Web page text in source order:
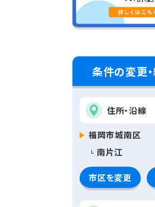
条件の変更
住所・沿線
福岡市城南区
南片江
市区を変更